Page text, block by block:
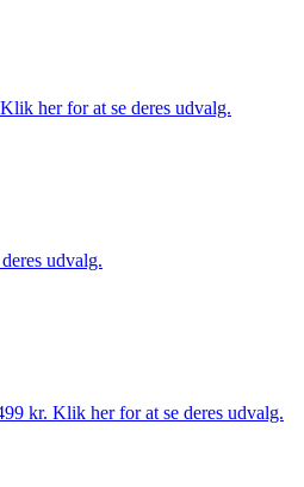
her for at se deres udvalg.
udvalg.
kr. Klik her for at se deres udvalg.